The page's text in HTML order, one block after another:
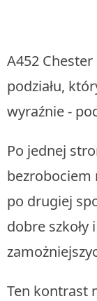
A452
podziału,
wyraźnie -
Po jednej
bezrobociem
po drugiej
dobre szkoły
Ten kontrast